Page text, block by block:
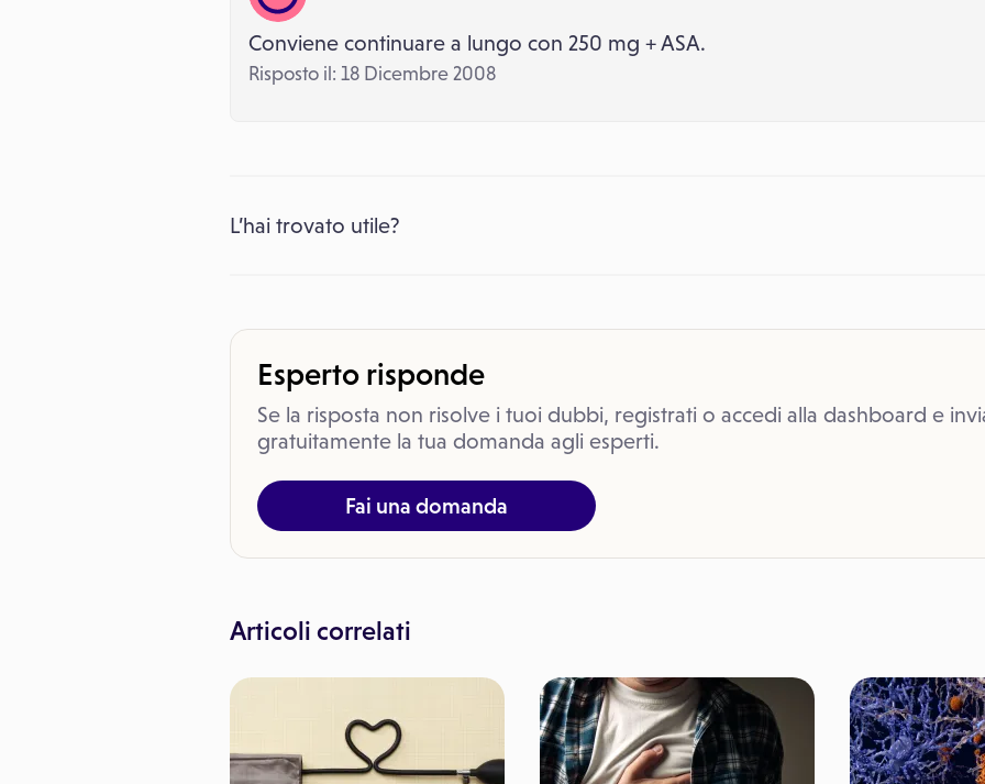
Conviene continuare a lungo con 250 mg + ASA.
Risposto il: 18 Dicembre 2008
L’hai trovato utile?
Esperto risponde
Se la risposta non risolve i tuoi dubbi, registrati o accedi alla dashboard e
gratuitamente la tua domanda agli esperti.
Fai una domanda
Articoli correlati